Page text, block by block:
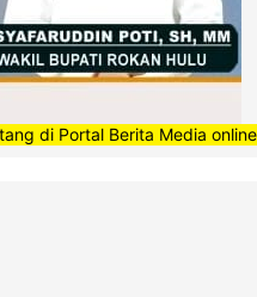
Berita Media online